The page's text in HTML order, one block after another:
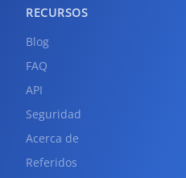
RECURSOS
Blog
FAQ
API
Seguridad
Acerca de
Referidos